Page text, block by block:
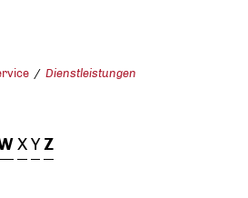
Dienstleistungen
XYZ